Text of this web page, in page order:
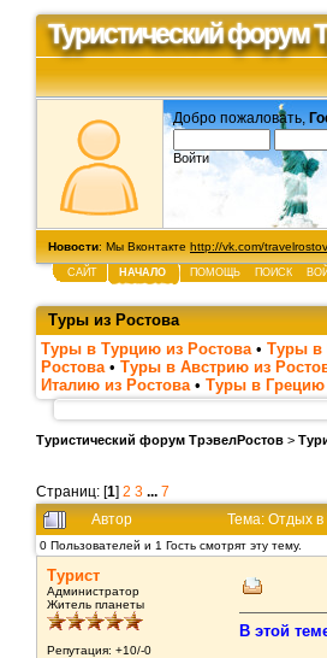
Туристический форум
Добро пожаловать,
Войти
Новости: Мы Вконтакте http://vk.com/travelrostov
САЙТ НАЧАЛО ПОМОЩЬ ПОИСК
Туры из Ростова
Туры в Турцию из Ростова • Туры в
Ростова • Туры в Австрию из
Италию из Ростова • Туры в Грецию
Туристический форум ТрэвелРостов >
Страниц: [1] 2 3 ... 7
Автор
Тема: Отдых
0 Пользователей и 1 Гость смотрят эту тему.
Турист
Администратор
Житель планеты
Репутация: +10/-0
В этой